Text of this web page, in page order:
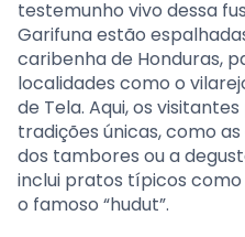
testemunho vivo dessa
Garifuna estão
caribenha de Honduras,
localidades como o
de Tela. Aqui, os
tradições únicas, como
dos tambores ou a
inclui pratos típicos
o famoso “hudut”.